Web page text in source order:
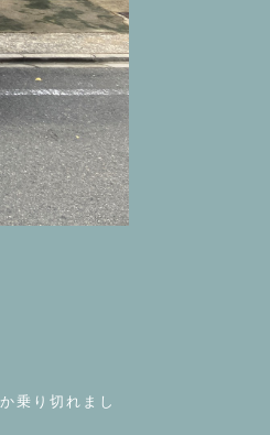
乗り切れまし